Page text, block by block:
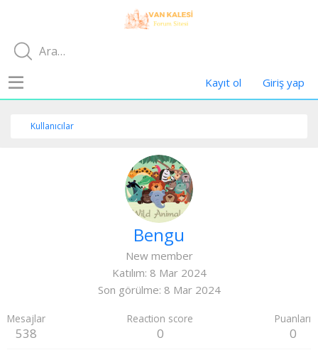
Kayıt ol Giriş yap
Kullanıcılar
Bengu
New member
Katılım 8 Mar 2024
Son görülme 8 Mar 2024
Mesajlar
538
Reaction score
0
Puanları
0